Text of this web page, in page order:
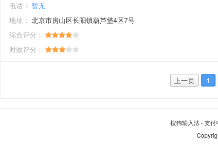
电话： 暂无
地址： 北京市房山区长阳镇葫芦垡4区7号
综合评分：
时效评分：
上一页 1
搜狗输入法-支付